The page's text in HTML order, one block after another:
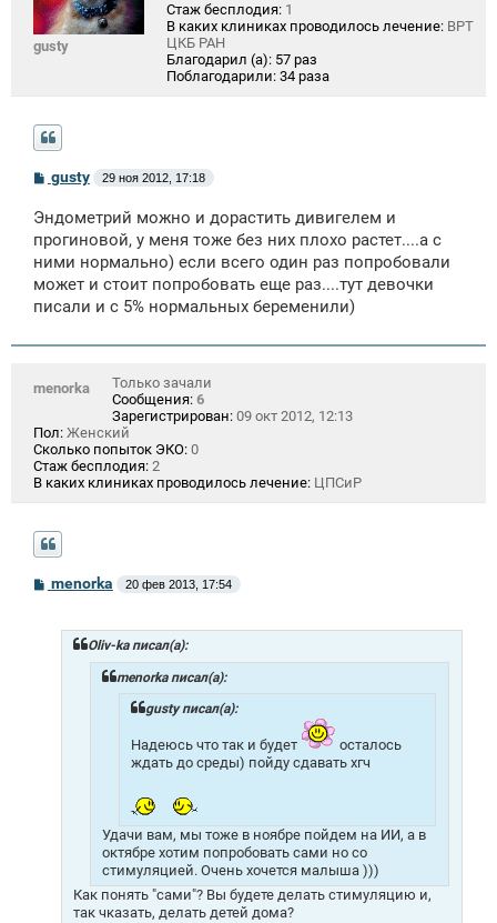
gusty
Стаж бесплодия: 1
В каких клиниках проводилось лечение: ВРТ
ЦКБ РАН
Благодарил (а): 57 раз
Поблагодарили: 34 раза
С
о
б
щ
е
н
и
gusty 29 ноя 2012, 17:18
Эндометрий можно и дорастить дивигелем и
прогиновой, у меня тоже без них плохо растет....а с
ними нормально) если всего один раз попробовали
может и стоит попробовать еще раз....тут девочки
писали и с 5% нормальных беременили)
menorka
Только зачали
Сообщения: 6
Зарегистрирован: 09 окт 2012, 12:13
Пол: Женский
Сколько попыток ЭКО: 0
Стаж бесплодия: 2
В каких клиниках проводилось лечение: ЦПСиР
Сmenorka 20 фев 2013, 17:54
Oliv-ka писал(а):
menorka писал(а):
gusty писал(а):
Надеюсь что так и будет
осталось
ждать до среды) пойду сдавать хгч
Удачи вам, мы тоже в ноябре пойдем на ИИ, а в
октябре хотим попробовать сами но со
стимуляцией. Очень хочется малыша )))
Как понять "сами"? Вы будете делать стимуляцию и,
так чказать, делать детей дома?